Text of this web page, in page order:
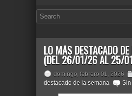
LO MÁS DESTACADO
(DEL 26/01/26 AL 25/
domingo, febrero 01, 2026
destacado de la semana
Sin